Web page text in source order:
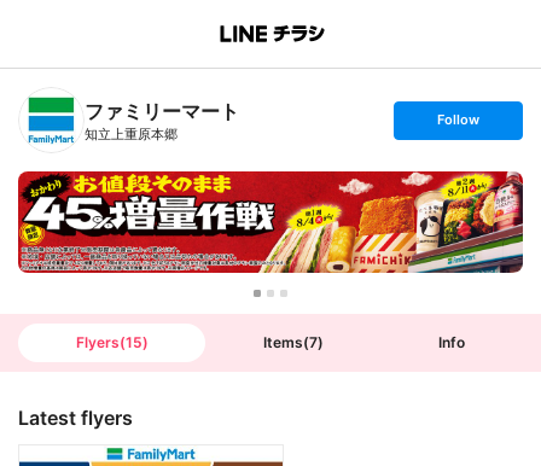
B
n
T
ファミリーマート
知立上重原本郷
s
t
o
l
l
o
w
Follow
Flyers(15) Items(7) Info
Latest flyers